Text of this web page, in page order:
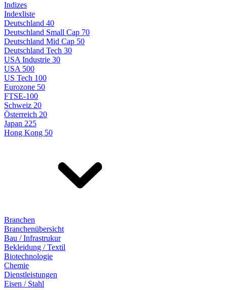
Indizes
Indexliste
Deutschland 40
Deutschland Small Cap 70
Deutschland Mid Cap 50
Deutschland Tech 30
USA Industrie 30
USA 500
US Tech 100
Eurozone 50
FTSE-100
Schweiz 20
Österreich 20
Japan 225
Hong Kong 50
Branchen
Branchenübersicht
Bau / Infrastrukur
Bekleidung / Textil
Biotechnologie
Chemie
Dienstleistungen
Eisen / Stahl